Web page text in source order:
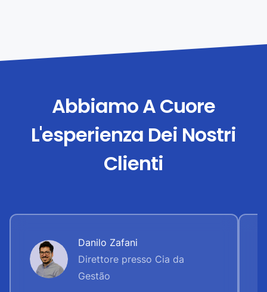
Abbiamo A Cuore
L'esperienza Dei Nostri
Clienti
Danilo Zafani
Direttore presso Cia da
Gestão